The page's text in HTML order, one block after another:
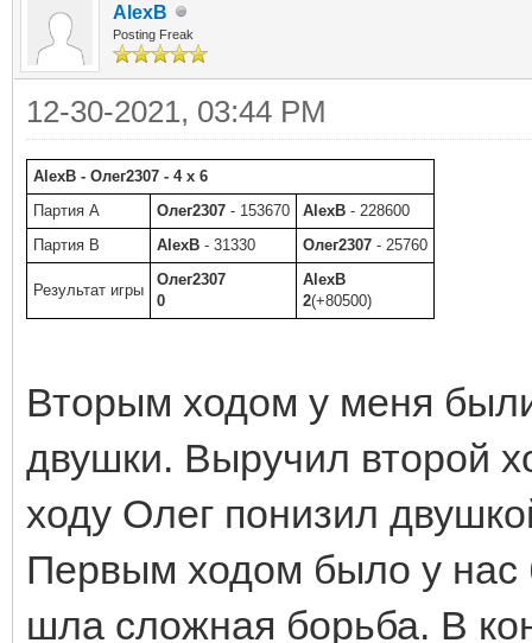
AlexB
Posting Freak
12-30-2021, 03:44 PM
AlexB - Олег2307 - 4 x 6
Партия A
Олег2307 - 153670 AlexB - 228600
Партия B
AlexB - 31330 Олег2307 - 25760
Результат игры
Олег2307
0
AlexB
2(+80500)
Вторым ходом у меня
двушки. Выручил второй
ходу Олег понизил
Первым ходом было у нас
шла сложная борьба. В